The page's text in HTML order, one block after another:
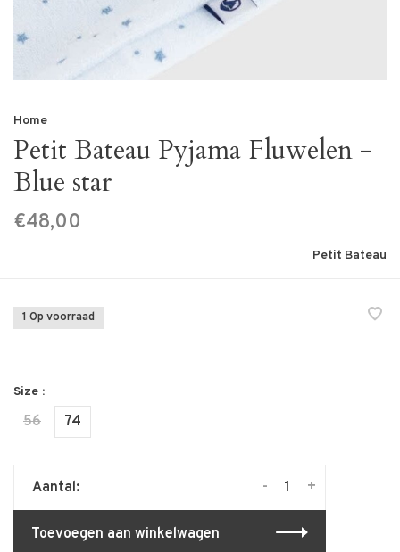
Home
Petit Bateau Pyjama Fluwelen -
Blue star
€48,00
Petit Bateau
1 Op voorraad
Size :
56 74
Aantal: +
-
Toevoegen aan winkelwagen